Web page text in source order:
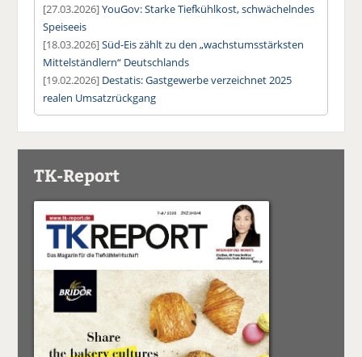
[27.03.2026]YouGov: Starke Tiefkühlkost, schwächelndes
Speiseeis
[18.03.2026]Süd-Eis zählt zu den „wachstumsstärksten
Mittelständlern“ Deutschlands
[19.02.2026] Destatis: Gastgewerbe verzeichnet 2025
realen Umsatzrückgang
TK-Report